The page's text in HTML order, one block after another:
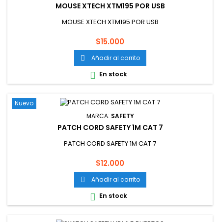
MOUSE XTECH XTM195 POR USB
MOUSE XTECH XTM195 POR USB
Precio
$15.000
 Añadir al carrito
 En stock
Nuevo
MARCA: SAFETY
PATCH CORD SAFETY 1M CAT 7
PATCH CORD SAFETY 1M CAT 7
Precio
$12.000
 Añadir al carrito
 En stock